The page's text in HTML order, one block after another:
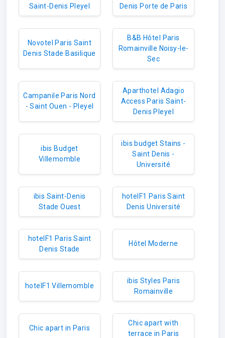
Saint-Denis Pleyel
Denis Porte de Paris
Novotel Paris Saint
Denis Stade Basilique
B&B Hôtel Paris
Romainville Noisy-le-
Sec
Campanile Paris Nord
- Saint Ouen - Pleyel
Aparthotel Adagio
Access Paris Saint-
Denis Pleyel
ibis Budget
Villemomble
ibis budget Stains -
Saint Denis -
Université
ibis Saint-Denis
Stade Ouest
hotelF1 Paris Saint
Denis Université
hotelF1 Paris Saint
Denis Stade
Hôtel Moderne
hotelF1 Villemomble
ibis Styles Paris
Romainville
Chic apart in Paris
Chic apart with
terrace in Paris